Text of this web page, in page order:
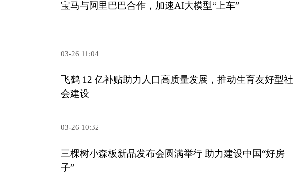
宝马与阿里巴巴合作，加速AI大模型“上车”
03-26 11:04
飞鹤 12 亿补贴助力人口高质量发展，推动生育友好型社
会建设
03-26 10:32
三棵树小森板新品发布会圆满举行 助力建设中国“好房
子”